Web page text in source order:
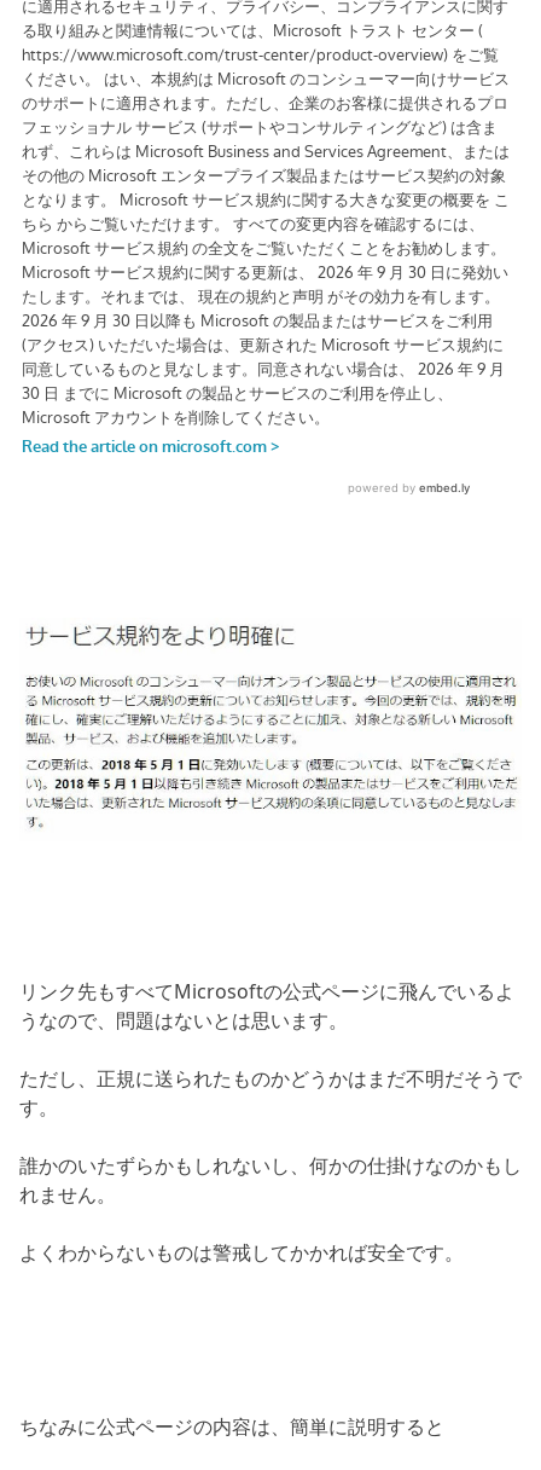
リンク先もすべてMicrosoftの公式ページに飛んでいるよ
うなので、問題はないとは思います。
ただし、正規に送られたものかどうかはまだ不明だそうで
す。
誰かのいたずらかもしれないし、何かの仕掛けなのかもし
れません。
よくわからないものは警戒してかかれば安全です。
ちなみに公式ページの内容は、簡単に説明すると